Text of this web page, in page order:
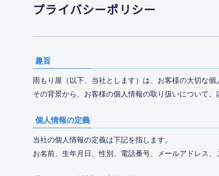
プライバシーポリシー
趣旨
雨もり屋（以下、当社とします）は、お客様の大切な
その背景から、お客様の個人情報の取り扱いについて
個人情報の定義
当社の個人情報の定義は下記を指します。
お名前、生年月日、性別、電話番号、メールアドレス